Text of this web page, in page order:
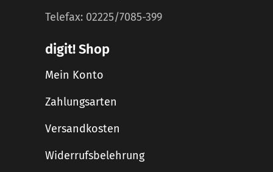
Telefax: 02225/7085-399
digit! Shop
Mein Konto
Zahlungsarten
Versandkosten
Widerrufsbelehrung